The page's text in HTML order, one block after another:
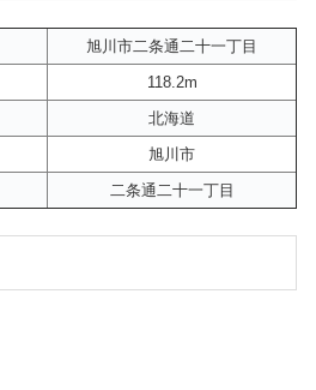
旭川市二条通二十一丁目
118.2m
北海道
旭川市
二条通二十一丁目